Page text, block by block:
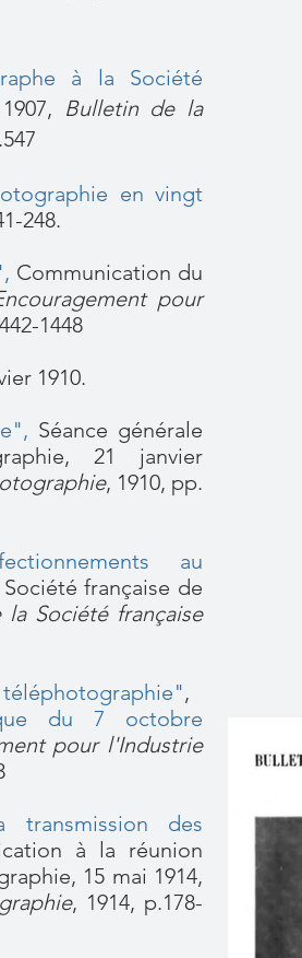
à la Société
Bulletin de la
en vingt
248.
Communication du
pour
1448
1910.
, Séance générale
21 janvier
, 1910, pp.
au
française de
Société française
,
du 7 octobre
pour l'Industrie
des
à la réunion
15 mai 1914,
, 1914, p.178-